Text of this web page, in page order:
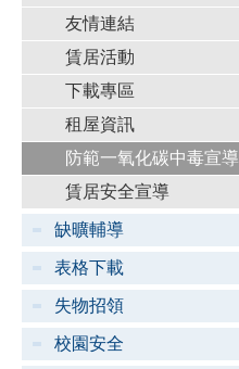
友情連結
賃居活動
下載專區
租屋資訊
防範一氧化碳中毒宣導
賃居安全宣導
缺曠輔導
表格下載
失物招領
校園安全